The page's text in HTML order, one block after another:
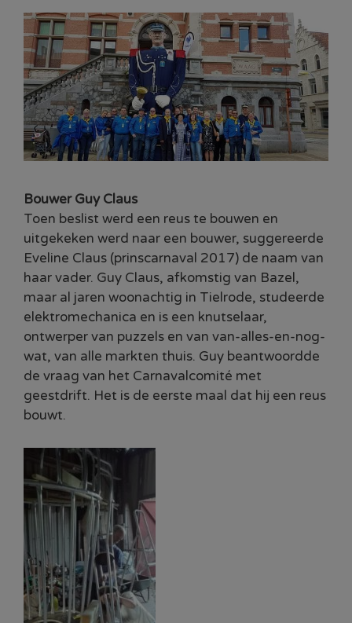
Bouwer Guy Claus
Toen beslist werd een reus te bouwen en
uitgekeken werd naar een bouwer, suggereerde
Eveline Claus (prinscarnaval 2017) de naam van
haar vader. Guy Claus, afkomstig van Bazel,
maar al jaren woonachtig in Tielrode, studeerde
elektromechanica en is een knutselaar,
ontwerper van puzzels en van van-alles-en-nog-
wat, van alle markten thuis. Guy beantwoordde
de vraag van het Carnavalcomité met
geestdrift. Het is de eerste maal dat hij een reus
bouwt.